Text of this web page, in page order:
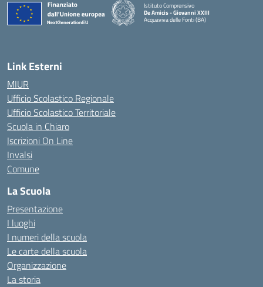
Istituto Comprensivo
De Amicis - Giovanni XXIII
Acquaviva delle Fonti (BA)
— Visita la pagina iniziale della scuola
Link Esterni
MIUR
Ufficio Scolastico Regionale
Ufficio Scolastico Territoriale
Scuola in Chiaro
Iscrizioni On Line
Invalsi
Comune
La Scuola
Presentazione
I luoghi
I numeri della scuola
Le carte della scuola
Organizzazione
La storia